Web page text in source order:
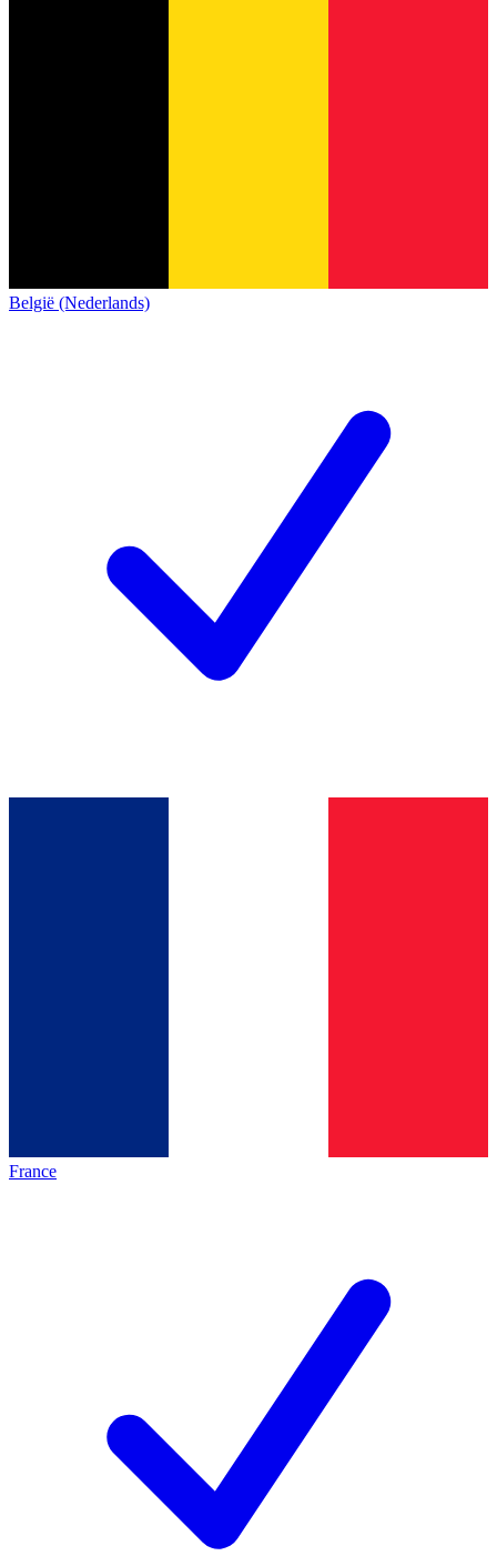
België (Nederlands)
France